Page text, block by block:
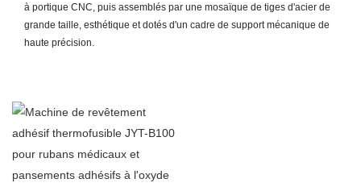
à portique CNC, puis assemblés par une mosaïque de tiges d'acier de
grande taille, esthétique et dotés d'un cadre de support mécanique de
haute précision.